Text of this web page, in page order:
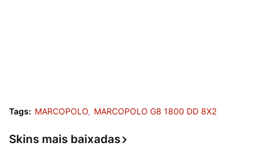
Tags: MARCOPOLO MARCOPOLO G8 1800 DD 8X2
Skins mais baixadas